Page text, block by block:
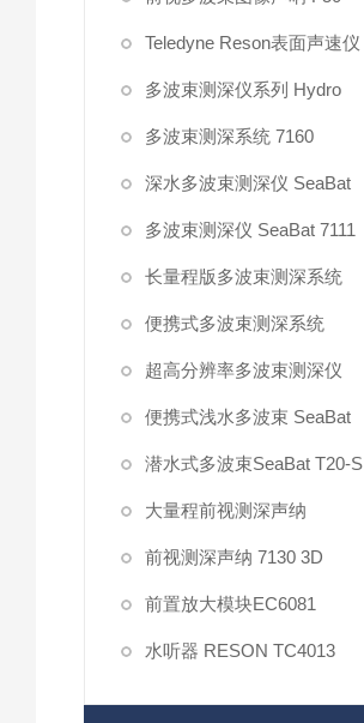
Teledyne Reson表面声速仪
多波束测深仪系列 Hydro
多波束测深系统 7160
深水多波束测深仪 SeaBat
多波束测深仪 SeaBat 7111
长量程版多波束测深系统
便携式多波束测深系统
超高分辨率多波束测深仪
便携式浅水多波束 SeaBat
潜水式多波束SeaBat T20-S
大量程前视测深声纳
前视测深声纳 7130 3D
前置放大模块EC6081
水听器 RESON TC4013